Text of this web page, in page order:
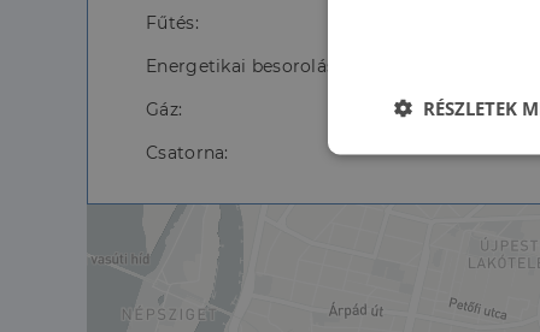
Fűtés:
Energetikai besorolás:
Gáz:
Csatorna:
RÉSZLETEK